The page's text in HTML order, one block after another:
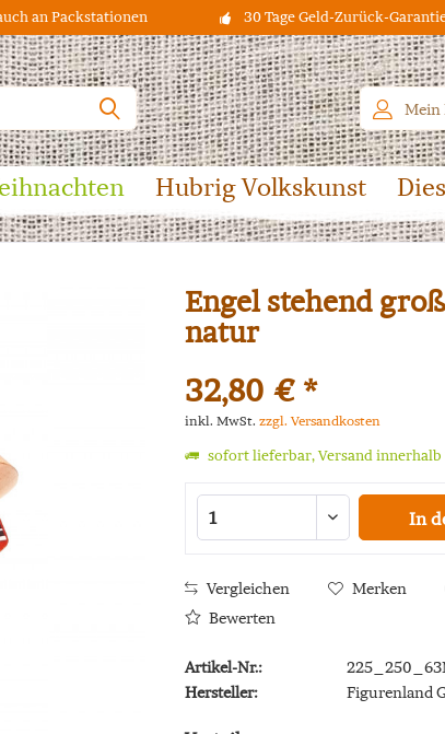
an Packstationen 30 Tage Geld-Zurück-
Mein
Hubrig Volkskunst
Engel stehend
natur
32,80 € *
inkl. MwSt. zzgl. Versandkosten
sofort lieferbar, Versand innerhalb
In
Vergleichen Merken
Bewerten
Artikel-Nr.:
Hersteller:
Figurenland